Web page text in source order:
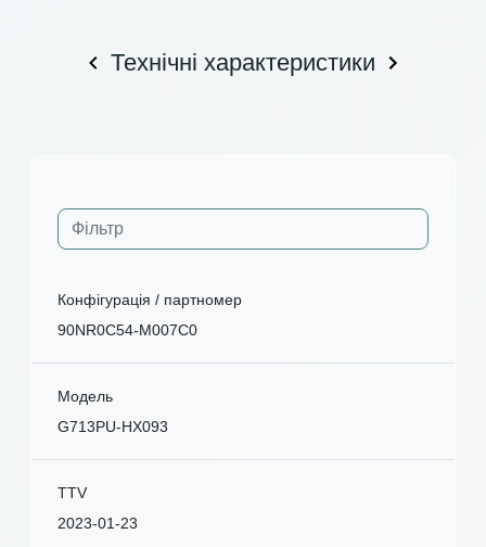
Технічні характеристики
Конфігурація / партномер
90NR0C54-M007C0
Модель
G713PU-HX093
TTV
2023-01-23